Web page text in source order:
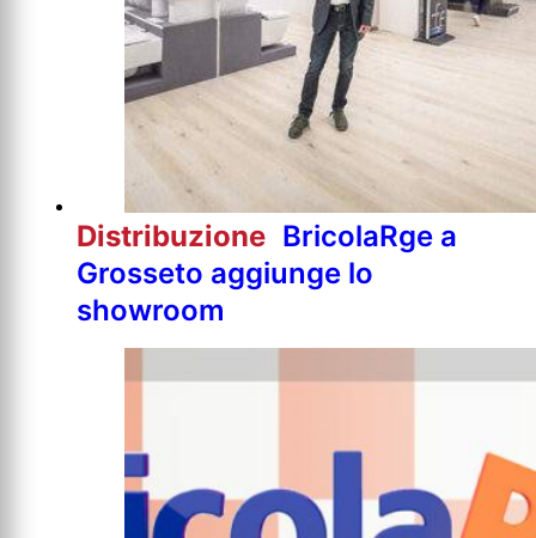
Distribuzione BricolaRge a
Grosseto aggiunge lo
showroom